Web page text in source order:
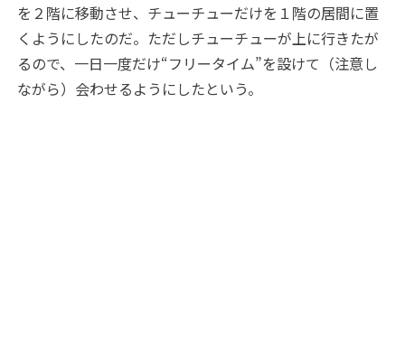
を２階に移動させ、チューチューだけを１階の居間に置
くようにしたのだ。ただしチューチューが上に行きたが
るので、一日一度だけ“フリータイム”を設けて（注意し
ながら）会わせるようにしたという。